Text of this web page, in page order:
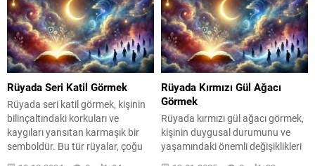
davet ediyor. Peki, rüyada
temizlenmiş yeşil soğan görmek
ne anlama geliyor? Bu rüya,
genellikle kişinin ruhsal ve fiziksel
sağlığında bir iyileşme sürecine
girdiğini gösterir. Yeşil soğan,
tazeliği ve...
yiyecek değil, aynı zamanda
sevinç ve keyif ile özdeşleşmiş bir
semboldür. Rüyada çikolata
yediğini görmek, çoğu zaman
kişinin içsel mutluluğunu ve
yaşamdan aldığı zevki yansıtır....
Rüyada Seri Katil Görmek
Rüyada seri katil görmek, kişinin
bilinçaltındaki korkuları ve
kaygıları yansıtan karmaşık bir
semboldür. Bu tür rüyalar, çoğu
zaman derin psikolojik anlamlar
Rüyada Kırmızı Gül Ağacı
Görmek
Rüyada kırmızı gül ağacı görmek,
kişinin duygusal durumunu ve
yaşamındaki önemli değişiklikleri
simgeler. Bu rüya, sevgi, tutku ve